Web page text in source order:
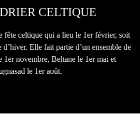
CELTIQUE
fête celtique qui a lieu le 1er février, soit
d’hiver. Elle fait partie d’un ensemble de
1er novembre, Beltane le 1er mai et
le 1er août.